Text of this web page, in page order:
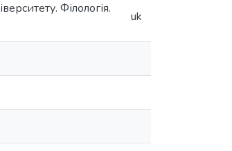
Філологія.
uk